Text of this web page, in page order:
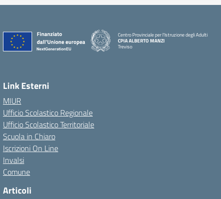
Centro Provinciale per l'Istruzione degli Adulti
CPIA ALBERTO MANZI
Treviso
Link Esterni
MIUR
Ufficio Scolastico Regionale
Ufficio Scolastico Territoriale
Scuola in Chiaro
Iscrizioni On Line
Invalsi
Comune
Articoli